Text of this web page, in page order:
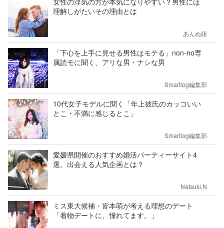
理解しがたいその理由とは
あんぬ姐
「下心を上手に見せる男性はモテる」non-no専
属読モに聞く、アリな男・ナシな男
Smartlog編集部
10代女子モデルに聞く「年上彼氏のカッコいい
とこ・不満に感じるとこ」
Smartlog編集部
愛媛県開催のおすすめ婚活パーティーサイト4
選。出会える人気企画とは？
Natsuki.N
ミス東大候補・皆本萌が考える理想のデート
「着物デートに、憧れてます。」